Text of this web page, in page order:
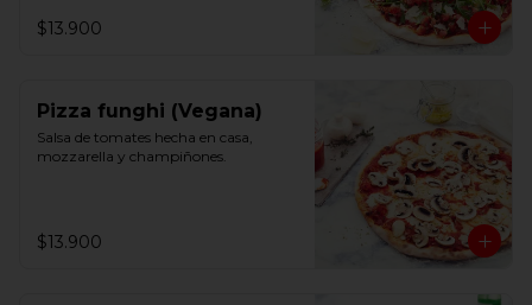
$13.900
Pizza funghi (Vegana)
Salsa de tomates hecha en casa,
mozzarella y champiñones.
$13.900